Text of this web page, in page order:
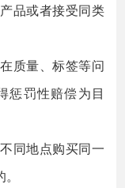
品或者接受同类
质量、标签等问
惩罚性赔偿为目
同地点购买同一